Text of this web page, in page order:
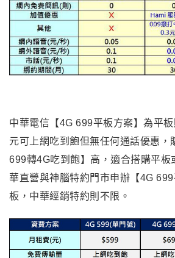
中華電信【4G 699平板方案】為平
元可上網吃到飽但無任何通話優惠，
699轉4G吃到飽】高，適合搭購平板
華直營與神腦特約門市申辦【4G
板，中華經銷特約則不限。